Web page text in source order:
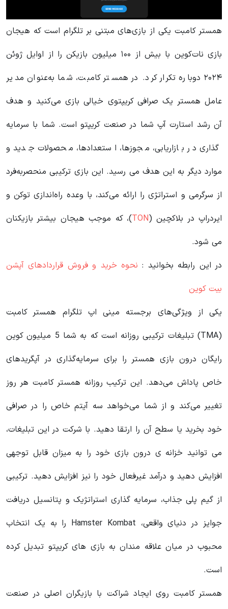
همستر کامبت یکی از بازی‌های مبتنی بر تلگرام است که هیجان
بازی نات‌کوین با بیش از ۱۰۰ میلیون بازیکن را از اوایل ژوئن
۲۰۲۴ دوباره تکرار کرد. در همستر کامبت، شما به‌عنوان مدیر
عامل همستر یک صرافی کریپتوی خیالی بازی می‌کنید و هدف
آن رشد استارت آپ شما در صنعت کریپتو است. شما با سرمایه
گذاری در بازاریابی، مجوزها، استعدادها، محصولات جدید و
موارد دیگر به این هدف می رسید. این بازی ترکیبی منحصربه‌فرد
از سرگرمی و استراتژی را ارائه می‌کند، با وعده راه‌اندازی توکن و
ایردراپ در بلاکچین (TON)، که موجب هیجان بیشتر بازیکنان
می شود.
در این رابطه بخوانید‌ : نحوه خرید و فروش قراردادهای آپشن
بیت کوین
یکی از ویژگی‌های برجسته مینی اپ تلگرام همستر کامبت
(TMA) تبلیغات ترکیبی روزانه است که به شما 5 میلیون کوین
رایگان درون بازی همستر را برای سرمایه‌گذاری در آپگریدهای
خاص پاداش می‌دهد. این ترکیب روزانه همستر کامبت هر روز
تغییر می‌کند و از شما می‌خواهد سه آیتم خاص را در صرافی
خود بخرید یا سطح آن را ارتقا دهید. با شرکت در این تبلیغات،
می توانید خزانه ی درون بازی خود را به میزان قابل توجهی
افزایش دهید و درآمد غیرفعال خود را نیز افزایش دهید. ترکیبی
از گیم پلی جذاب، سرمایه گذاری استراتژیک و پتانسیل دریافت
جوایز در دنیای واقعی، Hamster Kombat را به یک انتخاب
محبوب در میان علاقه مندان به بازی های کریپتو تبدیل کرده
است.
همستر کامبت روی ایجاد شراکت با بازیگران اصلی در صنعت